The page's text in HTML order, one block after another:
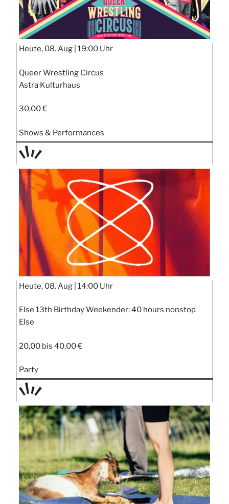
Heute, 08. Aug | 19:00 Uhr
Queer Wrestling Circus
Astra Kulturhaus
30,00 €
Shows & Performances
TAGE
STIPP
Heute, 08. Aug | 14:00 Uhr
Else 13th Birthday Weekender: 40 hours nonstop
Else
20,00 bis 40,00 €
Party
TAGE
STIPP